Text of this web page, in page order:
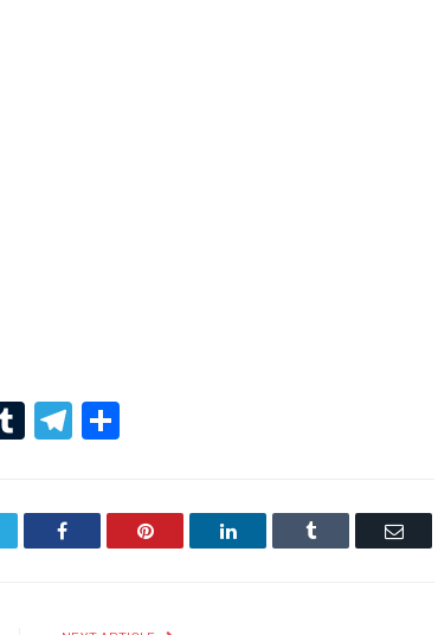
TumblrTelegram
Facebook Pinterest LinkedIn Tumblr Email